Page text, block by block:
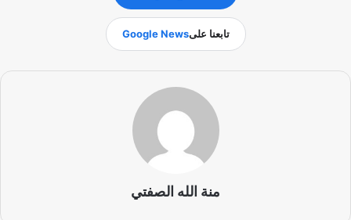
تابعنا علىGoogle News
منة الله الصفتي